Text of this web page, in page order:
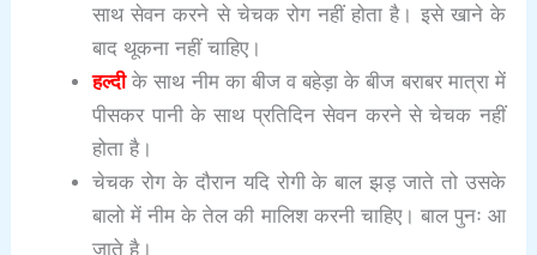
साथ सेवन करने से चेचक रोग नहीं होता है। इसे खाने के
बाद थूकना नहीं चाहिए।
हल्दीके साथ नीम का बीज व बहेड़ा के बीज बराबर मात्रा में
पीसकर पानी के साथ प्रतिदिन सेवन करने से चेचक नहीं
होता है।
चेचक रोग के दौरान यदि रोगी के बाल झड़ जाते तो उसके
बालो में नीम के तेल की मालिश करनी चाहिए। बाल पुनः आ
जाते है।